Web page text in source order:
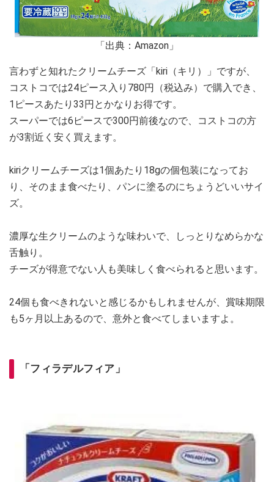
「出典：Amazon」
言わずと知れたクリームチーズ「kiri（キリ）」ですが、
コストコでは24ピース入り780円（税込み）で購入でき、
1ピースあたり33円とかなりお得です。
スーパーでは6ピースで300円前後なので、コストコの方
が3割近く安く買えます。
kiriクリームチーズは1個あたり18gの個包装になってお
り、そのまま食べたり、パンに塗るのにちょうどいいサイ
ズ。
濃厚な生クリームのような味わいで、しっとりなめらかな
舌触り。
チーズが得意でない人も美味しく食べられると思います。
24個も食べきれないと感じるかもしれませんが、賞味期限
も5ヶ月以上あるので、意外と食べてしまいますよ。
「フィラデルフィア」